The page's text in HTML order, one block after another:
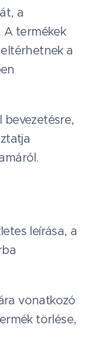
a
termékek
a
bevezetésre,
leírása, a
vonatkozó
törlése,